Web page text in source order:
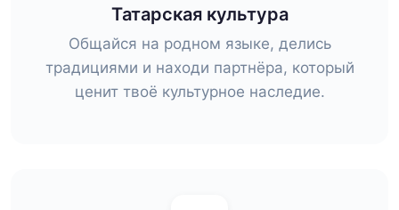
Татарская культура
Общайся на родном языке, делись
традициями и находи партнёра, который
ценит твоё культурное наследие.